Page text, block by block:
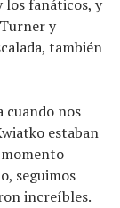
los fanáticos, y
y
también
cuando nos
estaban
seguimos
increíbles.